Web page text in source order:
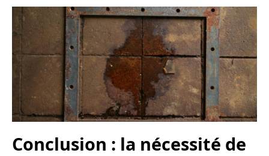
Conclusion : la nécessité de